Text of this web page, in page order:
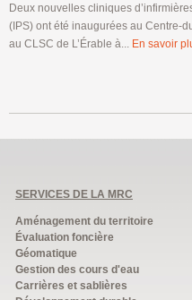
Deux nouvelles cliniques
(IPS) ont été inaugurées au Centre-
au CLSC de L’Érable à... En savoir
SERVICES DE LA MRC
Aménagement du territoire
Évaluation foncière
Géomatique
Gestion des cours d'eau
Carrières et sablières